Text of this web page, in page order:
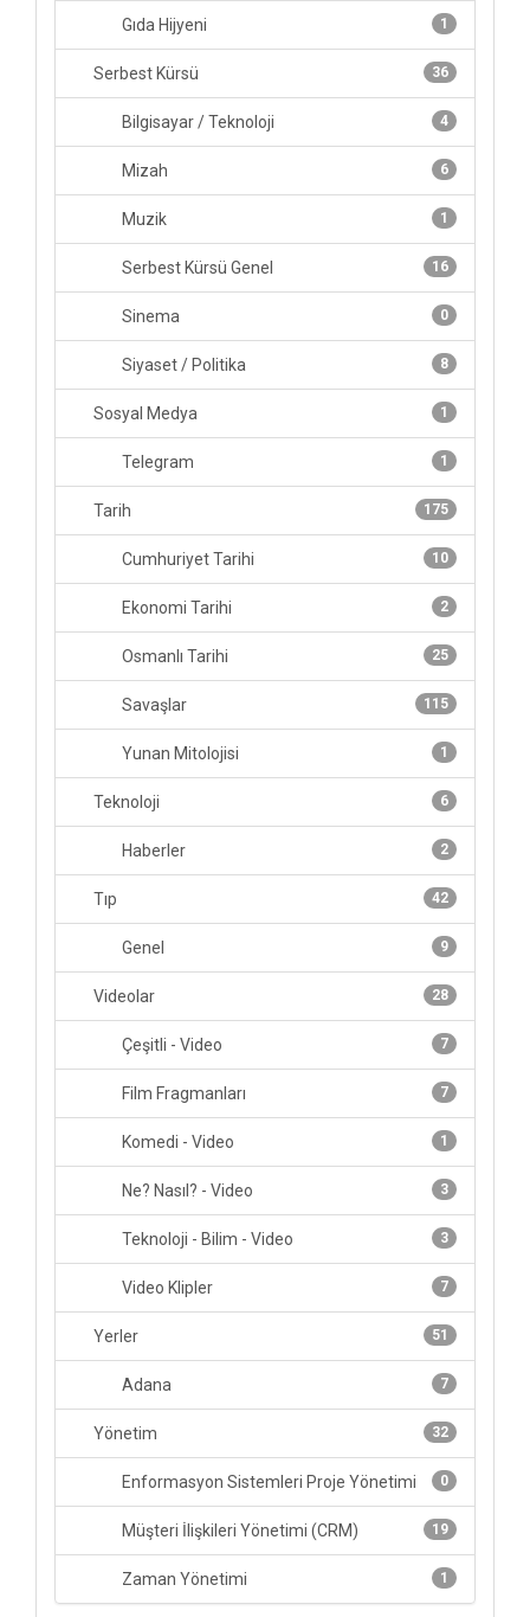
1
Gıda Hijyeni
36
Serbest Kürsü
4
Bilgisayar / Teknoloji
6
Mizah
1
Muzik
16
Serbest Kürsü Genel
0
Sinema
8
Siyaset / Politika
1
Sosyal Medya
1
Telegram
175
Tarih
10
Cumhuriyet Tarihi
2
Ekonomi Tarihi
25
Osmanlı Tarihi
115
Savaşlar
1
Yunan Mitolojisi
6
Teknoloji
2
Haberler
42
Tıp
9
Genel
28
Videolar
7
Çeşitli - Video
7
Film Fragmanları
1
Komedi - Video
3
Ne? Nasıl? - Video
3
Teknoloji - Bilim - Video
7
Video Klipler
51
Yerler
7
Adana
32
Yönetim
0
Enformasyon Sistemleri Proje Yönetimi
19
Müşteri İlişkileri Yönetimi (CRM)
1
Zaman Yönetimi